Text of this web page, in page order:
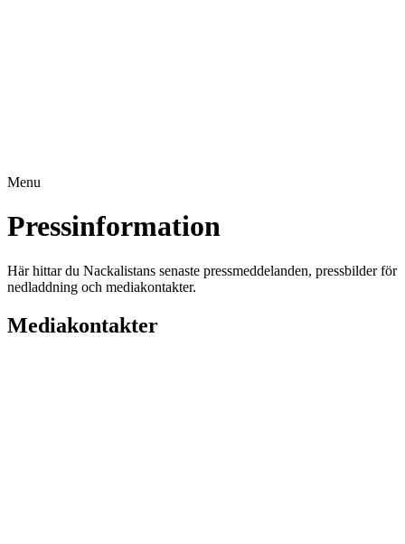
Menu
Pressinformation
Här hittar du Nackalistans senaste pressmeddelanden, pressbilder för
nedladdning och mediakontakter.
Mediakontakter